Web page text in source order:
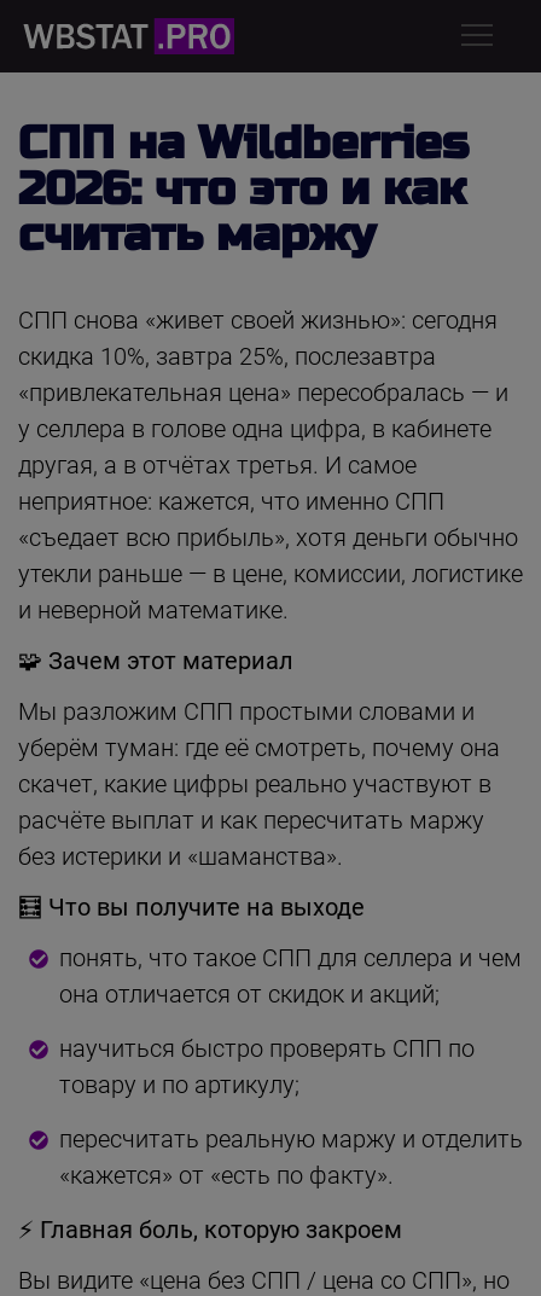
СПП на Wildberries
2026: что это и как
считать маржу
СПП снова «живет своей жизнью»: сегодня
скидка 10%, завтра 25%, послезавтра
«привлекательная цена» пересобралась — и
у селлера в голове одна цифра, в кабинете
другая, а в отчётах третья. И самое
неприятное: кажется, что именно СПП
«съедает всю прибыль», хотя деньги обычно
утекли раньше — в цене, комиссии, логистике
и неверной математике.
🧩 Зачем этот материал
Мы разложим СПП простыми словами и
уберём туман: где её смотреть, почему она
скачет, какие цифры реально участвуют в
расчёте выплат и как пересчитать маржу
без истерики и «шаманства».
🧮 Что вы получите на выходе
понять, что такое СПП для селлера и чем
она отличается от скидок и акций;
научиться быстро проверять СПП по
товару и по артикулу;
пересчитать реальную маржу и отделить
«кажется» от «есть по факту».
⚡ Главная боль, которую закроем
Вы видите «цена без СПП / цена со СПП», но